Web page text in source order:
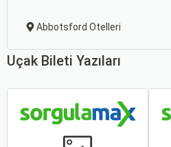
Abbotsford Otelleri
Uçak Bileti Yazıları